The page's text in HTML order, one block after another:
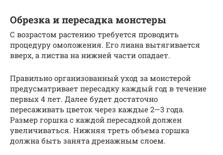
Обрезка и пересадка монстеры
С возрастом растению требуется проводить
процедуру омоложения. Его лиана вытягивается
вверх, а листва на нижней части опадает.
Правильно организованный уход за монстерой
предусматривает пересадку каждый год в течение
первых 4 лет. Далее будет достаточно
пересаживать цветок через каждые 2—3 года.
Размер горшка с каждой пересадкой должен
увеличиваться. Нижняя треть объема горшка
должна быть занята дренажным слоем.